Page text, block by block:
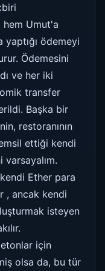
hem Umut'a
yaptığı ödemeyi
Ödemesini
ve her iki
transfer
Başka bir
restoranının
ettiği kendi
Ether para
, ancak kendi
isteyen
için
olsa da, bu tür